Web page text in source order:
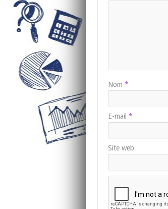
Nom *
E-mail *
Site web